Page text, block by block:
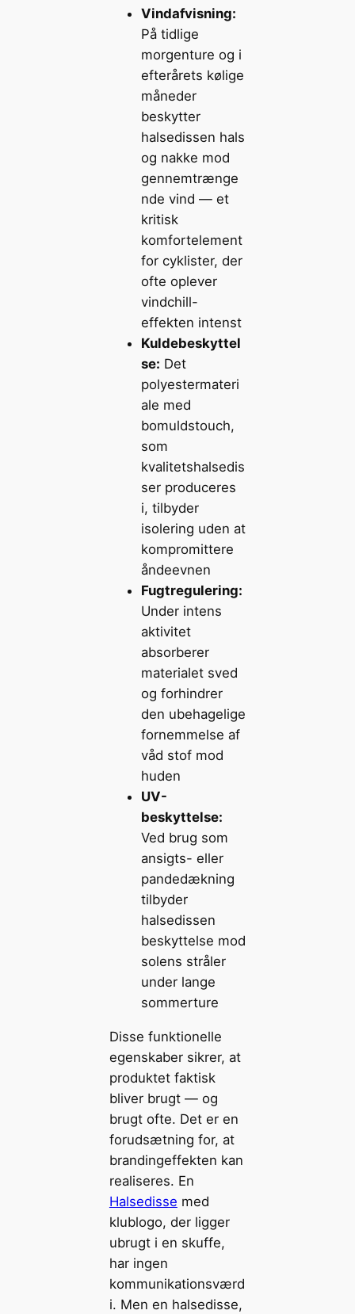
Vindafvisning:
På tidlige
morgenture og i
efterårets kølige
måneder
beskytter
halsedissen hals
og nakke mod
gennemtrænge
nde vind — et
kritisk
komfortelement
for cyklister, der
ofte oplever
vindchill-
effekten intenst
Kuldebeskyttel
se: Det
polyestermateri
ale med
bomuldstouch,
som
kvalitetshalsedis
ser produceres
i, tilbyder
isolering uden at
kompromittere
åndeevnen
Fugtregulering:
Under intens
aktivitet
absorberer
materialet sved
og forhindrer
den ubehagelige
fornemmelse af
våd stof mod
huden
UV-
beskyttelse:
Ved brug som
ansigts- eller
pandedækning
tilbyder
halsedissen
beskyttelse mod
solens stråler
under lange
sommerture
Disse funktionelle
egenskaber sikrer, at
produktet faktisk
bliver brugt — og
brugt ofte. Det er en
forudsætning for, at
brandingeffekten kan
realiseres. En
Halsedisse med
klublogo, der ligger
ubrugt i en skuffe,
har ingen
kommunikationsværd
i. Men en halsedisse,